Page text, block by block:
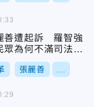
善遭起訴 羅智強
眾為何不滿司法改
張麗善